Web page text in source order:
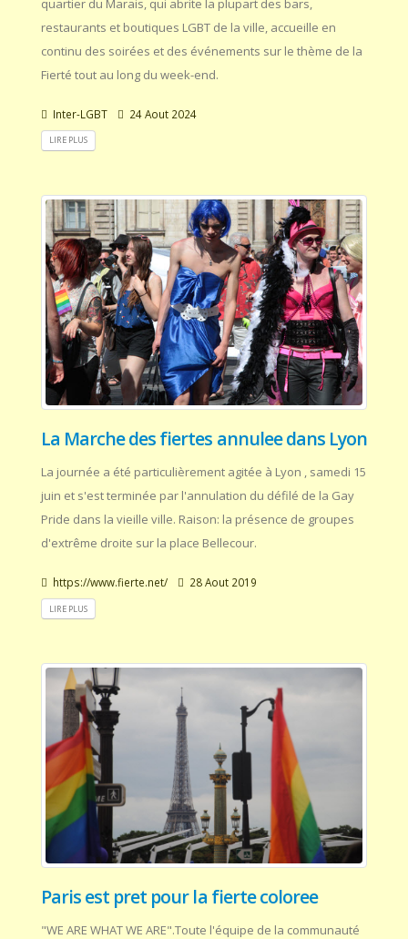
quartier du Marais, qui abrite la plupart des bars,
restaurants et boutiques LGBT de la ville, accueille en
continu des soirées et des événements sur le thème de la
Fierté tout au long du week-end.
Inter-LGBT 24 Aout 2024
LIRE PLUS
La Marche des fiertes annulee dans Lyon
La journée a été particulièrement agitée à Lyon , samedi 15
juin et s'est terminée par l'annulation du défilé de la Gay
Pride dans la vieille ville. Raison: la présence de groupes
d'extrême droite sur la place Bellecour.
https://www.fierte.net/ 28 Aout 2019
LIRE PLUS
Paris est pret pour la fierte coloree
"WE ARE WHAT WE ARE".Toute l'équipe de la communauté